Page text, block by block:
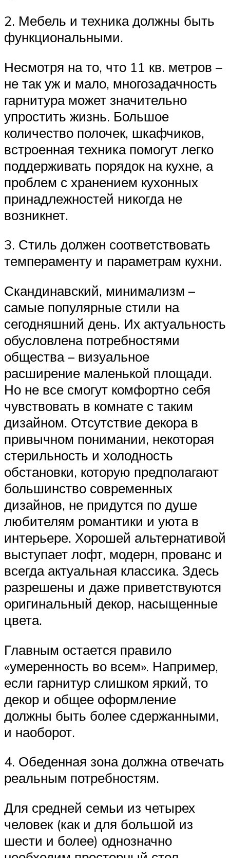
2. Мебель и техника должны быть
функциональными.
Несмотря на то, что 11 кв. метров –
не так уж и мало, многозадачность
гарнитура может значительно
упростить жизнь. Большое
количество полочек, шкафчиков,
встроенная техника помогут легко
поддерживать порядок на кухне, а
проблем с хранением кухонных
принадлежностей никогда не
возникнет.
3. Стиль должен соответствовать
темпераменту и параметрам кухни.
Скандинавский, минимализм –
самые популярные стили на
сегодняшний день. Их актуальность
обусловлена потребностями
общества – визуальное
расширение маленькой площади.
Но не все смогут комфортно себя
чувствовать в комнате с таким
дизайном. Отсутствие декора в
привычном понимании, некоторая
стерильность и холодность
обстановки, которую предполагают
большинство современных
дизайнов, не придутся по душе
любителям романтики и уюта в
интерьере. Хорошей альтернативой
выступает лофт, модерн, прованс и
всегда актуальная классика. Здесь
разрешены и даже приветствуются
оригинальный декор, насыщенные
цвета.
Главным остается правило
«умеренность во всем». Например,
если гарнитур слишком яркий, то
декор и общее оформление
должны быть более сдержанными,
и наоборот.
4. Обеденная зона должна отвечать
реальным потребностям.
Для средней семьи из четырех
человек (как и для большой из
шести и более) однозначно